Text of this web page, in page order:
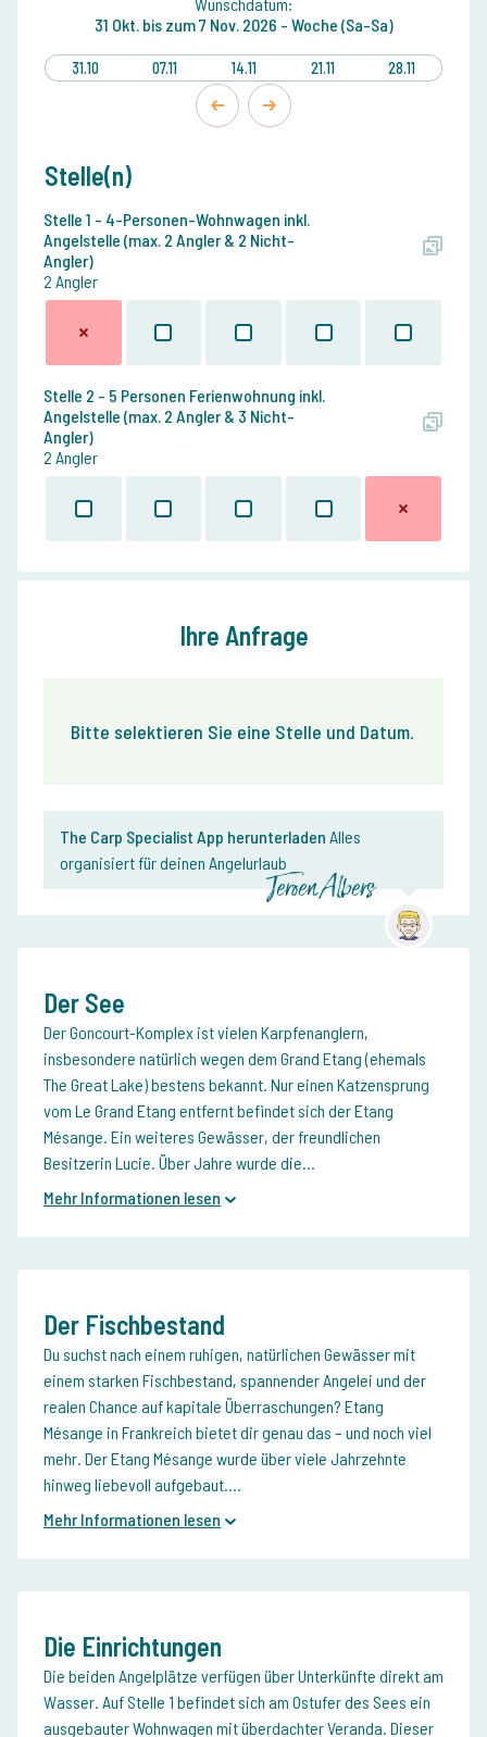
31 Okt. bis zum7 Nov. 2026 - Woche (Sa-Sa)
31.10 07.11 14.11 21.11 28.11
Stelle(n)
Stelle 1 - 4-Personen-Wohnwagen inkl.
Angelstelle (max. 2 Angler & 2 Nicht-
Angler)
2 Angler
Stelle 2 - 5 Personen Ferienwohnung inkl.
Angelstelle (max. 2 Angler & 3 Nicht-
Angler)
2 Angler
Ihre Anfrage
Bitte selektieren Sie eine Stelle und Datum.
The Carp Specialist App herunterladen Alles
organisiert für deinen Angelurlaub
Jeroen Albers
Der See
Der Goncourt-Komplex ist vielen Karpfenanglern,
insbesondere natürlich wegen dem Grand Etang (ehemals
The Great Lake) bestens bekannt. Nur einen Katzensprung
vom Le Grand Etang entfernt befindet sich der Etang
Mésange. Ein weiteres Gewässer, der freundlichen
Besitzerin Lucie. Über Jahre wurde die...
Mehr Informationen lesen
Der Fischbestand
Du suchst nach einem ruhigen, natürlichen Gewässer mit
einem starken Fischbestand, spannender Angelei und der
realen Chance auf kapitale Überraschungen? Etang
Mésange in Frankreich bietet dir genau das – und noch viel
mehr. Der Etang Mésange wurde über viele Jahrzehnte
hinweg liebevoll aufgebaut....
Mehr Informationen lesen
Die Einrichtungen
Die beiden Angelplätze verfügen über Unterkünfte direkt am
Wasser. Auf Stelle 1 befindet sich am Ostufer des Sees ein
ausgebauter Wohnwagen mit überdachter Veranda. Dieser